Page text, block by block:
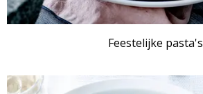
Feestelijke pasta's